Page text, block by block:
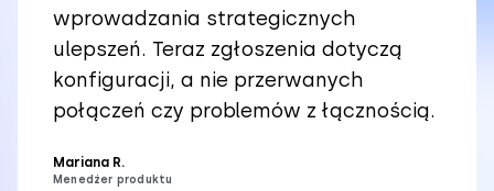
wprowadzania strategicznych
ulepszeń. Teraz zgłoszenia dotyczą
konfiguracji, a nie przerwanych
połączeń czy problemów z łącznością.
Mariana R.
Menedżer produktu